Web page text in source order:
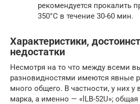
рекомендуется прокалить
350°C в течение 30-60 мин.
Характеристики,
недостатки
Несмотря на то что между всеми
разновидностями имеются явные
много общего. В частности, у них у
марка, а именно — «lLB-52U»;